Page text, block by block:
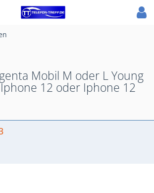
Mobil M oder L Young
12 oder Iphone 12